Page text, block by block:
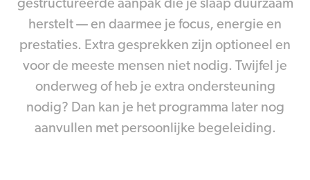
gestructureerde aanpak die je slaap duurzaam
herstelt — en daarmee je focus, energie en
prestaties. Extra gesprekken zijn optioneel en
voor de meeste mensen niet nodig. Twijfel je
onderweg of heb je extra ondersteuning
nodig? Dan kan je het programma later nog
aanvullen met persoonlijke begeleiding.